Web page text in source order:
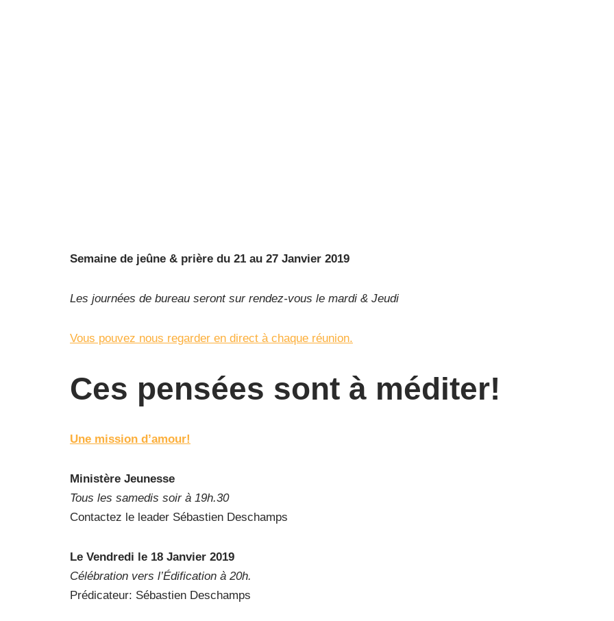
Semaine de jeûne & prière du 21 au 27 Janvier 2019
Les journées de bureau seront sur rendez-vous le mardi & Jeudi
Vous pouvez nous regarder en direct à chaque réunion.
Ces pensées sont à méditer!
Une mission d’amour!
Ministère Jeunesse
Tous les samedis soir à 19h.30
Contactez le leader Sébastien Deschamps
Le Vendredi le 18 Janvier 2019
Célébration vers l’Édification à 20h.
Prédicateur: Sébastien Deschamps